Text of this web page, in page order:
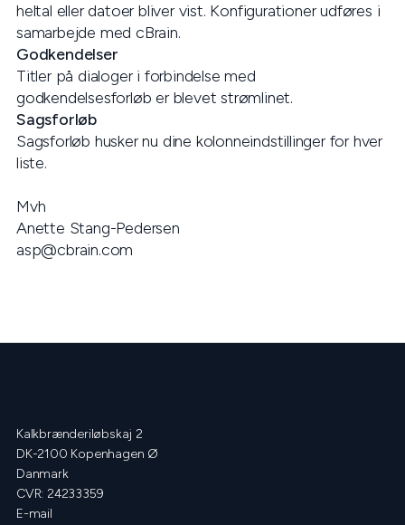
heltal eller datoer bliver vist. Konfigurationer udføres i
samarbejde med cBrain.
Godkendelser
Titler på dialoger i forbindelse med
godkendelsesforløb er blevet strømlinet.
Sagsforløb
Sagsforløb husker nu dine kolonneindstillinger for hver
liste.
Mvh
Anette Stang-Pedersen
asp@cbrain.com
Kalkbrænderiløbskaj 2
DK-2100 Kopenhagen Ø
Danmark
CVR: 24233359
E-mail